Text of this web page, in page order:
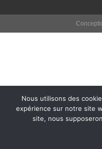
Nous utilisons des
expérience sur notre site
site, nous